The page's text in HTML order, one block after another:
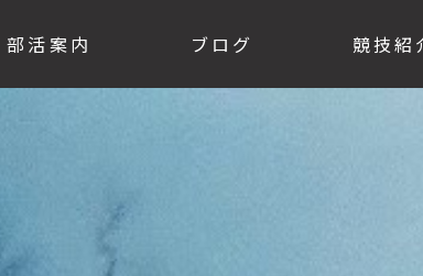
部活案内 ブログ 競技紹